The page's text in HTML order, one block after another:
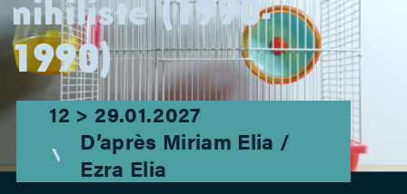
nihiliste (1990-
1990)
12 > 29.01.2027
D’après Miriam Elia /
Ezra Elia